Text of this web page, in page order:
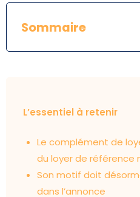
Sommaire
L’essentiel à retenir
Le complément de
du loyer de référence
Son motif doit
dans l’annonce